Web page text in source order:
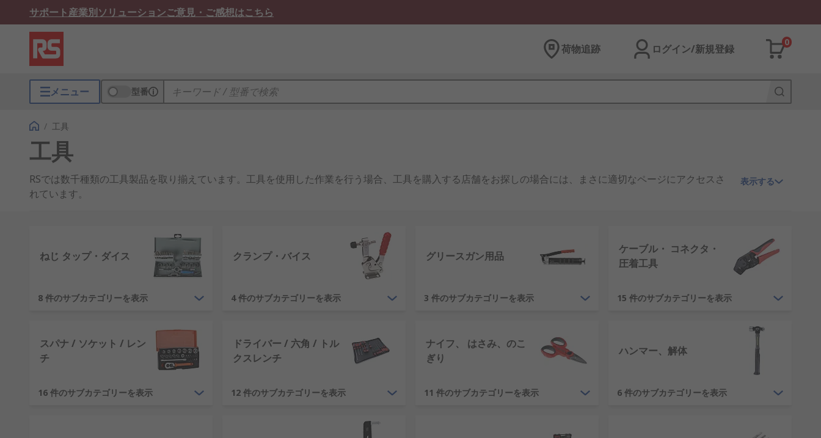
サポート産業別ソリューションご意見・ご感想はこちら
荷物追跡 ログイン/新規登録
0
メニュー 型番
/ 工具
工具
RSでは数千種類の工具製品を取り揃えています。工具を使用した作業を行う場合、工具を購入する店舗をお探しの場合には、まさに適切なページにアクセスさ
れています。
当社では、 シンプルなドライバから ドリルビット及び鋸、 多目的工具箱に至るまで、広範な製品をご用意しています。当社が提供するリーディングブランドの
工具製品には、DeWALT Makita、 Bosch、 Stanley、 Wera、 Bahco、そして完全に自社ブランドの RS Proなどが含まれます。
RSはどのような工具を提供していますか?
けではありません。その他にも、RSでは、木工、 左官、 電気工及び配管工などの業務に役立つ工具を提供しています。プロジェクトに最高水準の仕上げを求め
るための高品質の手持ち工具を確実にお届けします。最高水準の仕上げを実現するには、最高の品質の工具に投資することが役立ちます。
の湿度を制御することです。 湿気にさらされないように注意し、可能であれば保護コーティングを塗布します。
表示する
ねじ タップ・ダイス
8 件のサブカテゴリーを表示
クランプ・バイス
4 件のサブカテゴリーを表示
グリースガン用品
3 件のサブカテゴリーを表示
ケーブル・ コネクタ・
圧着工具
15 件のサブカテゴリーを表示
スパナ / ソケット / レン
チ
16 件のサブカテゴリーを表示
ドライバー / 六角 / トル
クスレンチ
12 件のサブカテゴリーを表示
ナイフ、 はさみ、のこ
ぎり
11 件のサブカテゴリーを表示
ハンマー、解体
6 件のサブカテゴリーを表示